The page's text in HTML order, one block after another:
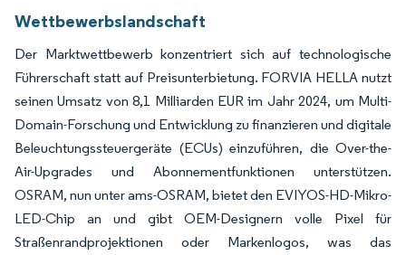
Wettbewerbslandschaft
Der Marktwettbewerb konzentriert sich auf technologische
Führerschaft statt auf Preisunterbietung. FORVIA HELLA nutzt
seinen Umsatz von 8,1 Milliarden EUR im Jahr 2024, um Multi-
Domain-Forschung und Entwicklung zu finanzieren und digitale
Beleuchtungssteuergeräte (ECUs) einzuführen, die Over-the-
Air-Upgrades und Abonnementfunktionen unterstützen.
OSRAM, nun unter ams-OSRAM, bietet den EVIYOS-HD-Mikro-
LED-Chip an und gibt OEM-Designern volle Pixel für
Straßenrandprojektionen oder Markenlogos, was das